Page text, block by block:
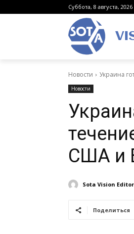
Суббота, 8 августа, 2026
Новости Украина
Новости
США и
Sota Vision Editor
Поделиться